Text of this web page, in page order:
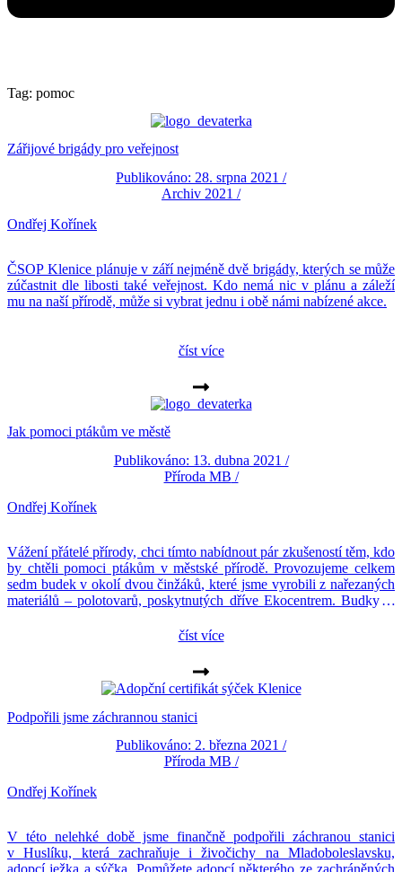
Tag: pomoc
Zářijové brigády pro veřejnost
Publikováno: 28. srpna 2021 /
Archiv 2021 /
Ondřej Kořínek
ČSOP Klenice plánuje v září nejméně dvě brigády, kterých se může
zúčastnit dle libosti také veřejnost. Kdo nemá nic v plánu a záleží
mu na naší přírodě, může si vybrat jednu i obě námi nabízené akce.
číst více
Jak pomoci ptákům ve městě
Publikováno: 13. dubna 2021 /
Příroda MB /
Ondřej Kořínek
Vážení přátelé přírody, chci tímto nabídnout pár zkušeností těm, kdo
by chtěli pomoci ptákům v městské přírodě. Provozujeme celkem
sedm budek v okolí dvou činžáků, které jsme vyrobili z nařezaných
materiálů – polotovarů, poskytnutých dříve Ekocentrem. Budky je
množení parazitů a chorobám. Při vyvěšování je třeba […]
číst více
Podpořili jsme záchrannou stanici
Publikováno: 2. března 2021 /
Příroda MB /
Ondřej Kořínek
V této nelehké době jsme finančně podpořili záchranou stanici
v Huslíku, která zachraňuje i živočichy na Mladoboleslavsku,
adopcí ježka a sýčka. Pomůžete adopcí některého ze zachráněných